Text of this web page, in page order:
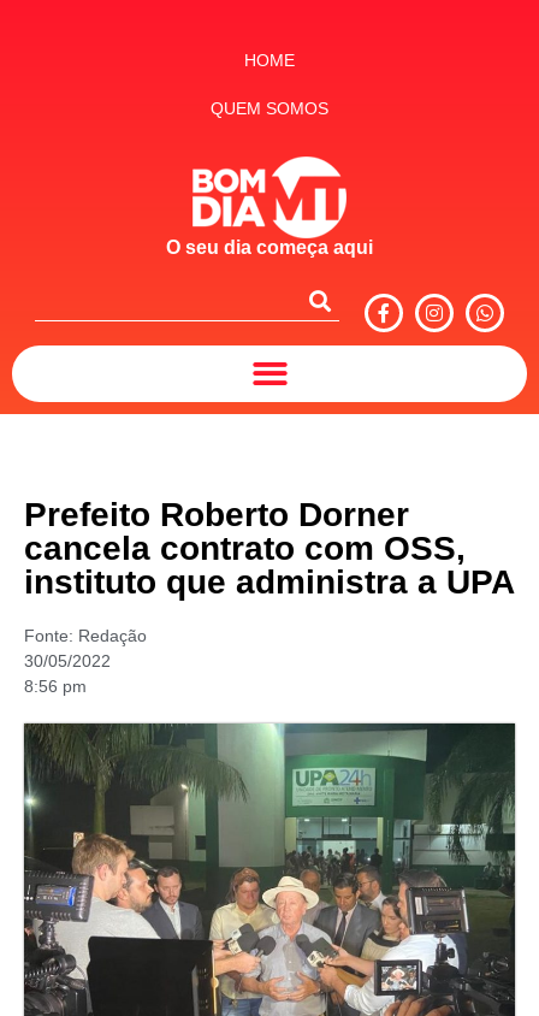
HOME
QUEM SOMOS
O seu dia começa aqui
Prefeito Roberto Dorner
cancela contrato com OSS,
instituto que administra a UPA
Fonte: Redação
30/05/2022
8:56 pm